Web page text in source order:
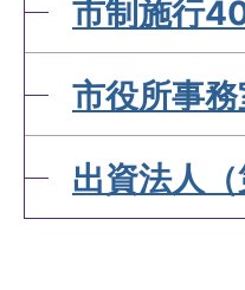
市制施行
市役所事
出資法人